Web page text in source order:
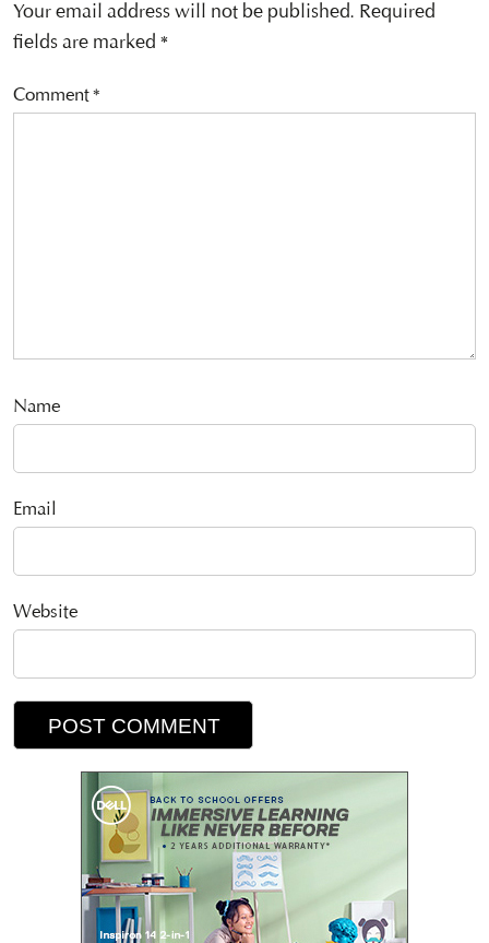
Your email address will not be published. Required
fields are marked *
Comment*
Name
Email
Website